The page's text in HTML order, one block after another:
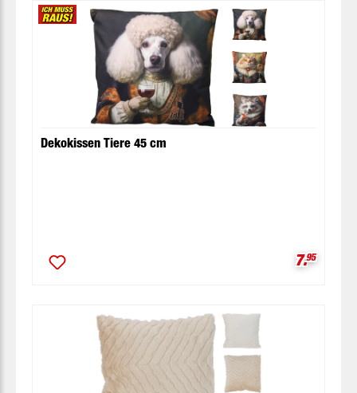
Dekokissen Tiere 45 cm
7.95